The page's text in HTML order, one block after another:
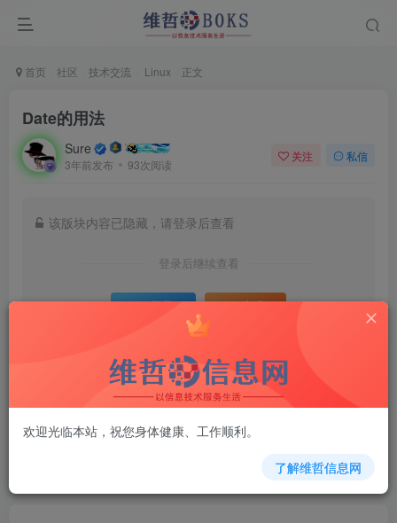
首页 社区 技术交流 Linux 正文
Date的用法
Sure
3年前发布 93次阅读
关注 私信
该版块内容已隐藏，请登录后查看
登录后继续查看
登录 注册
评分
欢迎为Ta评分
分享 收藏
欢迎光临本站，祝您身体健康、工作顺利。
了解维哲信息网